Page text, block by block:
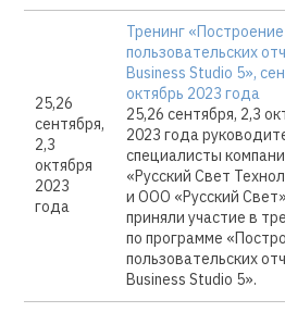
25,26
сентября,
2,3
октября
2023
года
Тренинг «Построение
пользовательских
Business Studio 5»,
октябрь 2023 года
25,26 сентября, 2,3
2023 года
специалисты
«Русский Свет
и ООО «Русский Свет»
приняли участие в
по программе
пользовательских
Business Studio 5».